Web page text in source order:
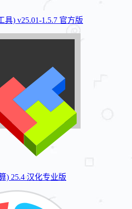
具) v25.01-1.5.7 官方版
) 25.4 汉化专业版